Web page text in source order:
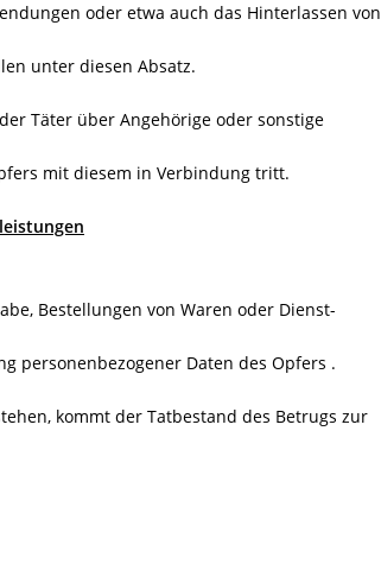
oder etwa auch das Hinterlassen von
unter diesen Absatz.
Täter über Angehörige oder sonstige
mit diesem in Verbindung tritt.
Bestellungen von Waren oder Dienst-
personenbezogener Daten des Opfers .
kommt der Tatbestand des Betrugs zur